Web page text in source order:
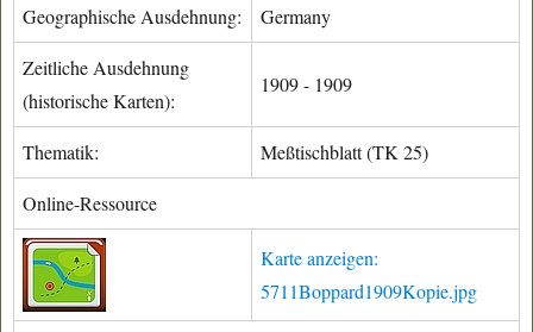
Geographische Ausdehnung: Germany
Zeitliche Ausdehnung
(historische Karten):
1909 - 1909
Thematik: Meßtischblatt (TK 25)
Online-Ressource
Karte anzeigen:
5711Boppard1909Kopie.jpg